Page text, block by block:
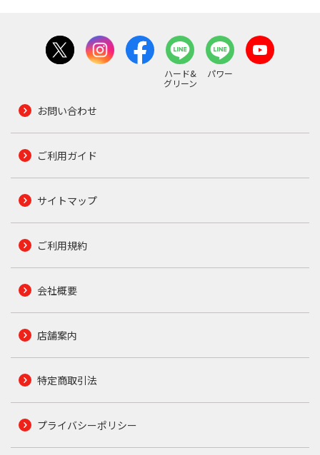
ハード&
グリーン
パワー
お問い合わせ
ご利用ガイド
サイトマップ
ご利用規約
会社概要
店舗案内
特定商取引法
プライバシーポリシー